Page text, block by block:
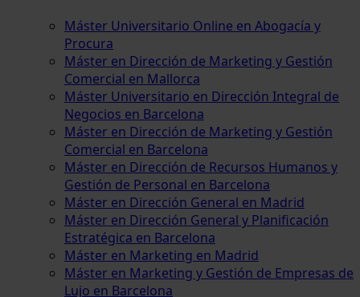
Máster Universitario Online en Abogacía y
Procura
Máster en Dirección de Marketing y Gestión
Comercial en Mallorca
Máster Universitario en Dirección Integral de
Negocios en Barcelona
Máster en Dirección de Marketing y Gestión
Comercial en Barcelona
Máster en Dirección de Recursos Humanos y
Gestión de Personal en Barcelona
Máster en Dirección General en Madrid
Máster en Dirección General y Planificación
Estratégica en Barcelona
Máster en Marketing en Madrid
Máster en Marketing y Gestión de Empresas de
Lujo en Barcelona